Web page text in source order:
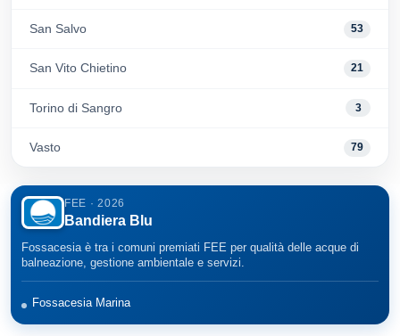
San Salvo 53
San Vito Chietino 21
Torino di Sangro 3
Vasto 79
FEE · 2026
Bandiera Blu
Fossacesia è tra i comuni premiati FEE per qualità delle acque di
balneazione, gestione ambientale e servizi.
Fossacesia Marina